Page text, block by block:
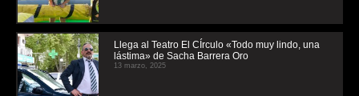
Llega al Teatro El CÍrculo «Todo muy lindo, una
lástima» de Sacha Barrera Oro
13 marzo, 2025